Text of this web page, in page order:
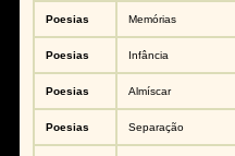
Poesias Memórias
Poesias Infância
Poesias Almíscar
Poesias Separação